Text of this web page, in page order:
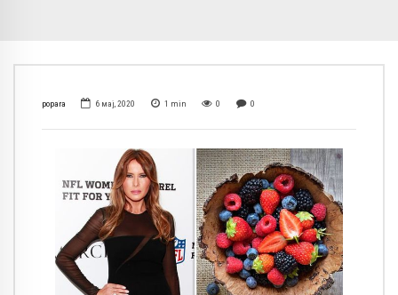
popara 6 мај, 2020 1 min 0 0